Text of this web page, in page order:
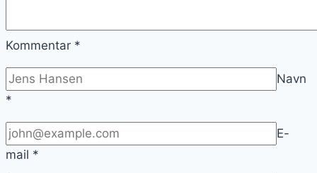
Kommentar *
Navn
*
E-
mail *